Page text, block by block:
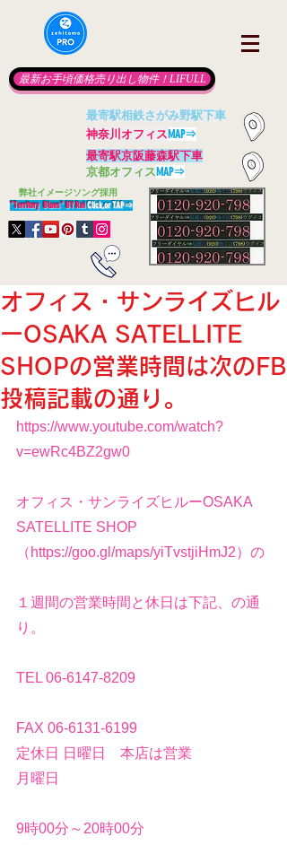
最新お手頃価格売り出し物件！LIFULL
最寄駅相鉄さがみ野駅下車
神奈川オフィス MAP⇒
最寄駅京阪藤森駅下車
京都オフィス MAP⇒
弊社イメージソング採用
"Territory Blues" BY ReiClick,or TAP⇒
オフィス・サンライズヒル
ーOSAKA SATELLITE
SHOPの営業時間は次のFB
投稿記載の通り。
https://www.youtube.com/watch?
v=ewRc4BZ2gw0
オフィス・サンライズヒルーOSAKA
SATELLITE SHOP
（https://goo.gl/maps/yiTvstjiHmJ2）の
１週間の営業時間と休日は下記、の通
り。
TEL 06-6147-8209
FAX 06-6131-6199
定休日 日曜日　本店は営業
月曜日
9時00分～20時00分